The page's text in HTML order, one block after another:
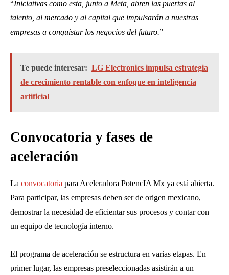
“Iniciativas como esta, junto a Meta, abren las puertas al
talento, al mercado y al capital que impulsarán a nuestras
empresas a conquistar los negocios del futuro.”
Te puede interesar: LG Electronics impulsa estrategia
de crecimiento rentable con enfoque en inteligencia
artificial
Convocatoria y fases de
aceleración
La convocatoria para Aceleradora PotencIA Mx ya está abierta.
Para participar, las empresas deben ser de origen mexicano,
demostrar la necesidad de eficientar sus procesos y contar con
un equipo de tecnología interno.
El programa de aceleración se estructura en varias etapas. En
primer lugar, las empresas preseleccionadas asistirán a un